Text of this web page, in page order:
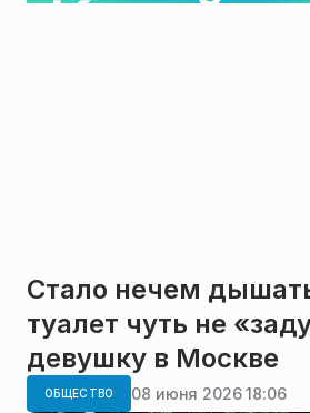
Стало нечем
туалет чуть не
девушку в Москве
ОБЩЕСТВО 08 июня 2026 18:06